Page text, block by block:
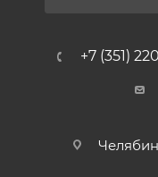
+7 (351)